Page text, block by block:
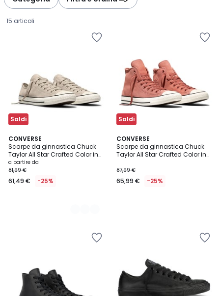
15 articoli
Saldi
CONVERSE
Scarpe da ginnastica Chuck
Taylor All Star Crafted Color in
pelle
Prezzo
a
partire
sconto
applicato.
a partire da
81,99 €
61,49 € -25%
2
Colori
Saldi
CONVERSE
Scarpe da ginnastica Chuck
Taylor All Star Crafted Color in
87,99 €
65,99 € -25%